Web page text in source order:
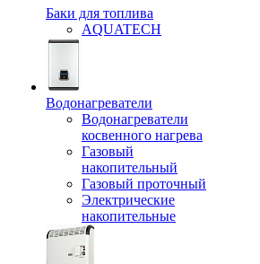
Баки для топлива
AQUATECH
Водонагреватели
Водонагреватели
косвенного нагрева
Газовый
накопительный
Газовый проточный
Электрические
накопительные